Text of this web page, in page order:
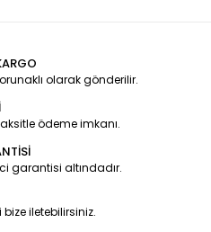
olarak gönderilir.
ödeme imkanı.
garantisi altındadır.
bize iletebilirsiniz.